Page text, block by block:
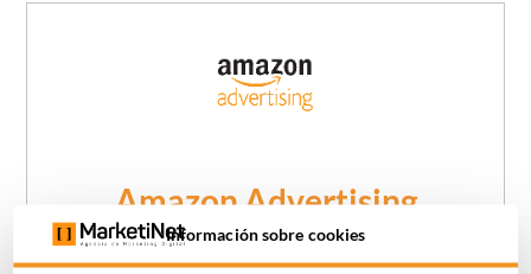
Amazon Advertising
Gracias a ser agencia partner de Amazon
Información sobre cookies